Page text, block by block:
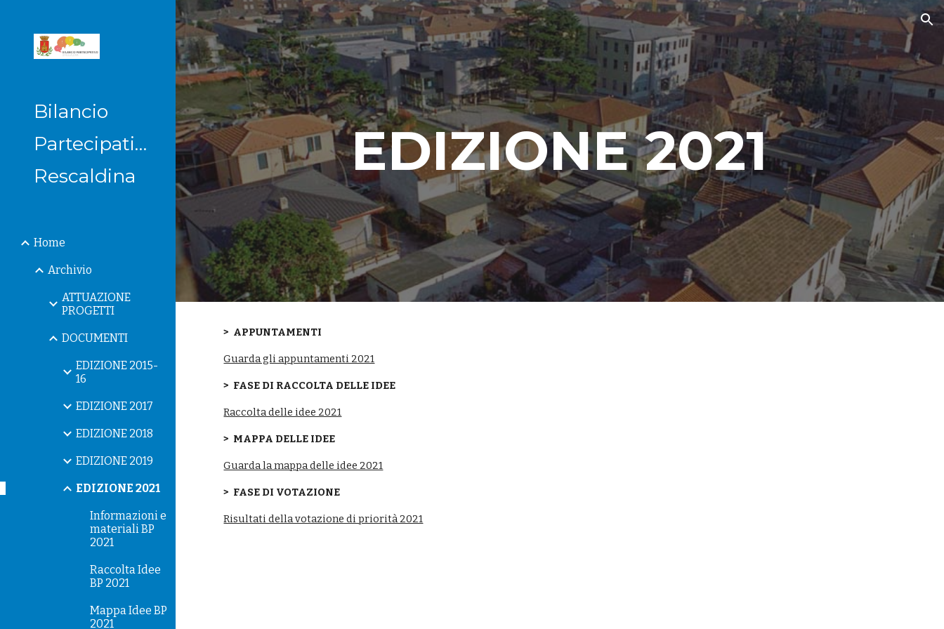
Skip to main content Skip to navigation
Bilancio
Partecipativo
Rescaldina
Home
Archivio
ATTUAZIONE
PROGETTI
DOCUMENTI
EDIZIONE 2015-
16
EDIZIONE 2017
EDIZIONE 2018
EDIZIONE 2019
EDIZIONE 2021
Informazioni e
materiali BP
2021
Raccolta Idee
BP 2021
Mappa Idee BP
2021
EDIZIONE 2021
>  APPUNTAMENTI
Guarda gli appuntamenti 2021
>  FASE DI RACCOLTA DELLE IDEE
Raccolta delle idee 2021
>  MAPPA DELLE IDEE
Guarda la mappa delle idee 2021
>  FASE DI VOTAZIONE
Risultati della votazione di priorità 2021